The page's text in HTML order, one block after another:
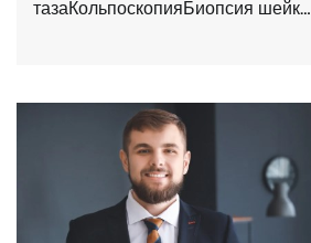
тазаКольпоскопияБиопсия шейк…